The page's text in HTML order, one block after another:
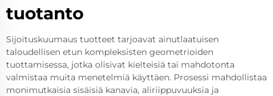
tuotanto
Sijoituskuumaus tuotteet tarjoavat ainutlaatuisen
taloudellisen etun kompleksisten geometrioiden
tuottamisessa, jotka olisivat kielteisiä tai mahdotonta
valmistaa muita menetelmiä käyttäen. Prosessi mahdollistaa
monimutkaisia sisäisiä kanavia, aliriippuvuuksia ja